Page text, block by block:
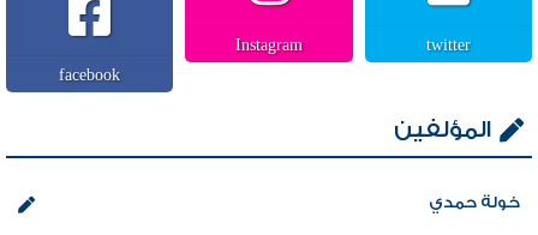
twitter
Instagram
facebook
المؤلفين
خولة حمدي